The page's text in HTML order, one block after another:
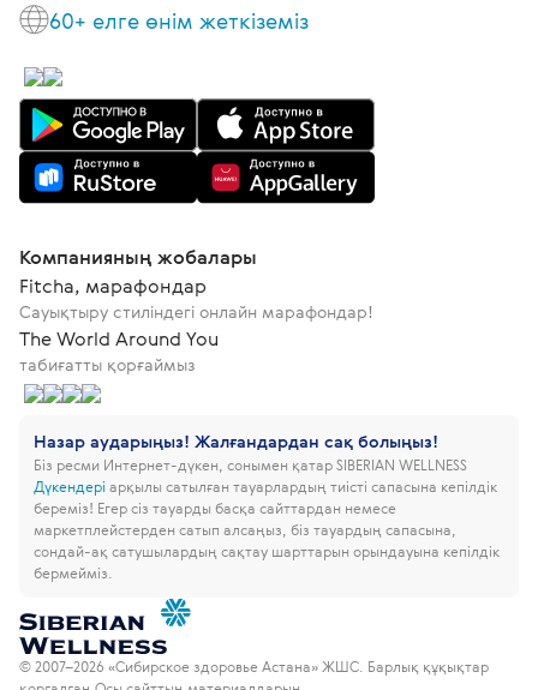
60+ елге өнім жеткіземіз
Компанияның жобалары
Fitcha, марафондар
Сауықтыру стиліндегі онлайн марафондар!
The World Around You
табиғатты қорғаймыз
Назар аударыңыз! Жалғандардан сақ болыңыз!
Біз ресми Интернет-дүкен, сонымен қатар SIBERIAN WELLNESS
Дүкендері арқылы сатылған тауарлардың тиісті сапасына кепілдік
береміз! Егер сіз тауарды басқа сайттардан немесе
маркетплейстерден сатып алсаңыз, біз тауардың сапасына,
сондай-ақ сатушылардың сақтау шарттарын орындауына кепілдік
бермейміз.
© 2007–2026 «Сибирское здоровье Астана» ЖШС. Барлық құқықтар